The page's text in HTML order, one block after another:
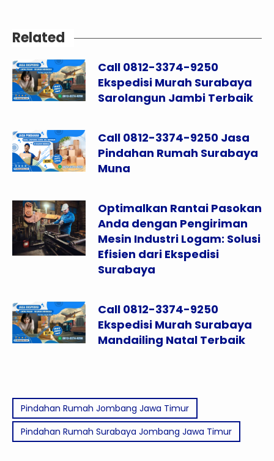
Related
Call 0812-3374-9250
Ekspedisi Murah Surabaya
Sarolangun Jambi Terbaik
Call 0812-3374-9250 Jasa
Pindahan Rumah Surabaya
Muna
Optimalkan Rantai Pasokan
Anda dengan Pengiriman
Mesin Industri Logam: Solusi
Efisien dari Ekspedisi
Surabaya
Call 0812-3374-9250
Ekspedisi Murah Surabaya
Mandailing Natal Terbaik
Pindahan Rumah Jombang Jawa Timur
Pindahan Rumah Surabaya Jombang Jawa Timur